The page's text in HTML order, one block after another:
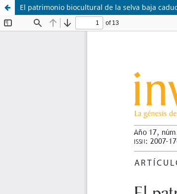
El patrimonio biocultural de la selva baja